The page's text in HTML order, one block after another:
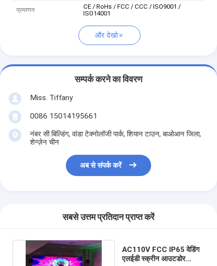
प्रमाणन
CE / RoHs / FCC / CCC / ISO9001 /
ISO14001
और देखो
सम्पर्क करने का विवरण
Miss. Tiffany
0086 15014195661
नंबर सी बिल्डिंग, वांडा टेक्नोलॉजी पार्क, शियान टाउन, बाओआन जिला,
शेन्ज़ेन चीन
अब से संपर्क करें
सबसे उत्तम प्रतिदान प्राप्त करें
AC110V FCC IP65 वेडिंग
एलईडी स्क्रीन आउटडोर